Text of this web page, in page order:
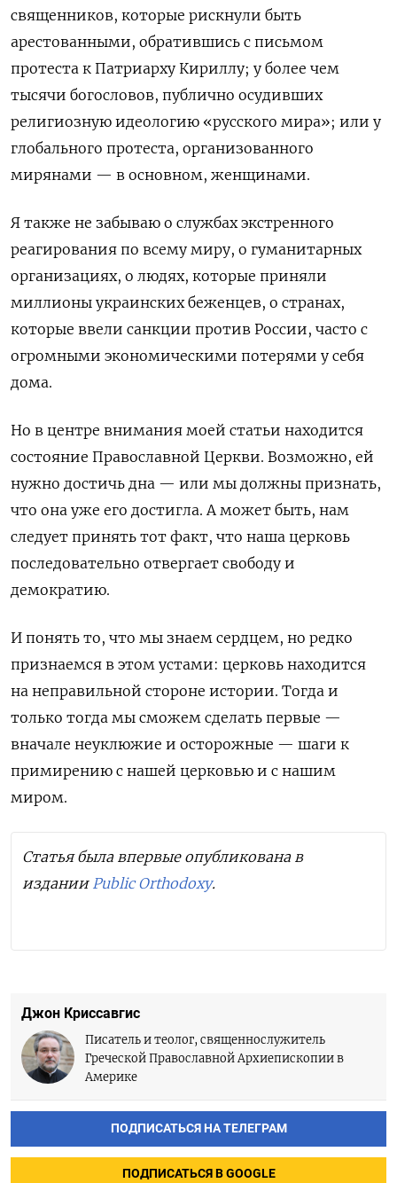
священников, которые рискнули быть
арестованными, обратившись с письмом
протеста к Патриарху Кириллу; у более чем
тысячи богословов, публично осудивших
религиозную идеологию «русского мира»; или у
глобального протеста, организованного
мирянами — в основном, женщинами.
Я также не забываю о службах экстренного
реагирования по всему миру, о гуманитарных
организациях, о людях, которые приняли
миллионы украинских беженцев, о странах,
которые ввели санкции против России, часто с
огромными экономическими потерями у себя
дома.
Но в центре внимания моей статьи находится
состояние Православной Церкви. Возможно, ей
нужно достичь дна — или мы должны признать,
что она уже его достигла. А может быть, нам
следует принять тот факт, что наша церковь
последовательно отвергает свободу и
демократию.
И понять то, что мы знаем сердцем, но редко
признаемся в этом устами: церковь находится
на неправильной стороне истории. Тогда и
только тогда мы сможем сделать первые —
вначале неуклюжие и осторожные — шаги к
примирению с нашей церковью и с нашим
миром.
Статья была впервые опубликована в
издании Public Orthodoxy.
Джон Криссавгис
Писатель и теолог, священнослужитель
Греческой Православной Архиепископии в
Америке
ПОДПИСАТЬСЯ НА ТЕЛЕГРАМ
ПОДПИСАТЬСЯ В GOOGLE